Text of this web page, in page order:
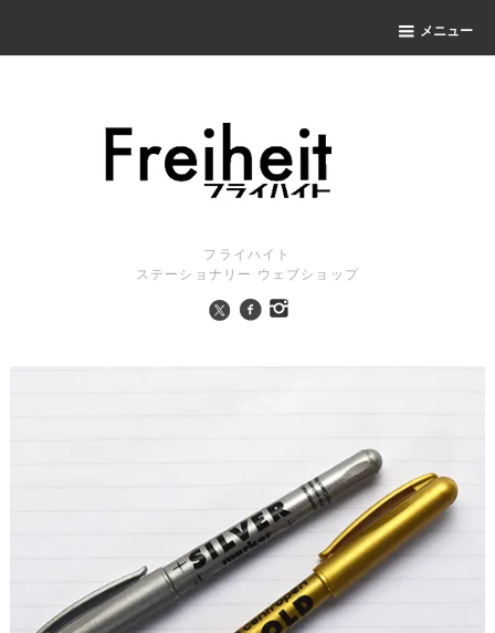
メニュー
フライハイト
ステーショナリー ウェブショップ